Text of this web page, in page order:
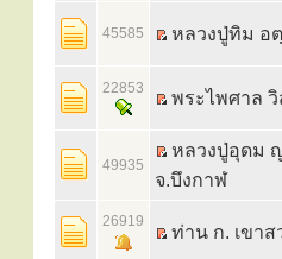
45585 หลวงปู่ทิม อ
22853 พระไพศาล วิ
49935
หลวงปู่อุดม
จ.บึงกาฬ
26919
ท่าน ก. เขาส